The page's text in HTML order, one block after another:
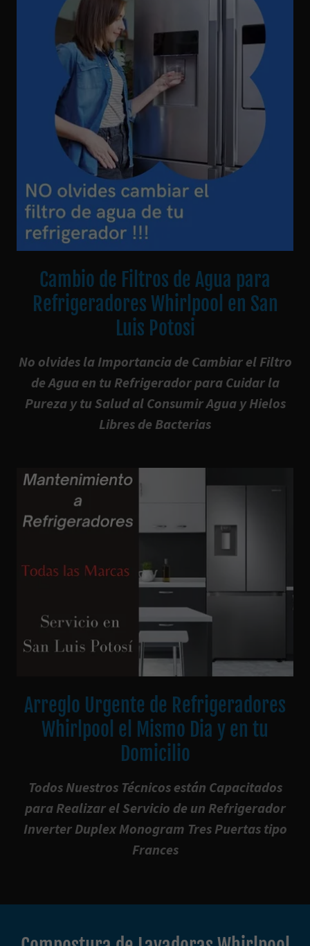
Cambio de Filtros de Agua para
Refrigeradores Whirlpool en San
Luis Potosi
No olvides la Importancia de Cambiar el Filtro
de Agua en tu Refrigerador para Cuidar la
Pureza y tu Salud al Consumir Agua y Hielos
Libres de Bacterias
Arreglo Urgente de Refrigeradores
Whirlpool el Mismo Dia y en tu
Domicilio
Todos Nuestros Técnicos están Capacitados
para Realizar el Servicio de un Refrigerador
Inverter Duplex Monogram Tres Puertas tipo
Frances